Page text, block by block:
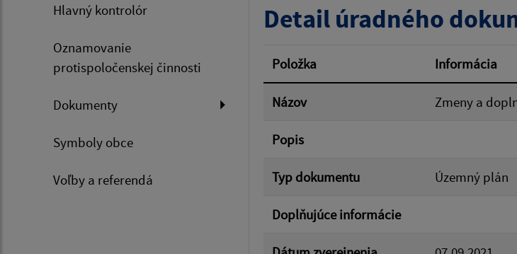
Hlavný kontrolór
Oznamovanie
protispoločenskej činnosti
Dokumenty
Symboly obce
Voľby a referendá
Filtrovať
Detail úradného
Položka Informácia
Názov Zmeny a
Popis
Typ dokumentu Územný plán
Doplňujúce informácie